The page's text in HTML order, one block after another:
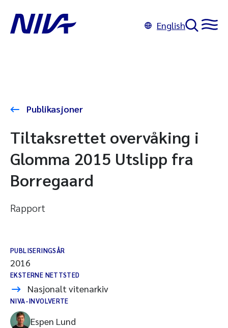
English
Publikasjoner
Tiltaksrettet overvåking i
Glomma 2015 Utslipp fra
Borregaard
Rapport
PUBLISERINGSÅR
2016
EKSTERNE NETTSTED
Nasjonalt vitenarkiv
NIVA-INVOLVERTE
Espen Lund